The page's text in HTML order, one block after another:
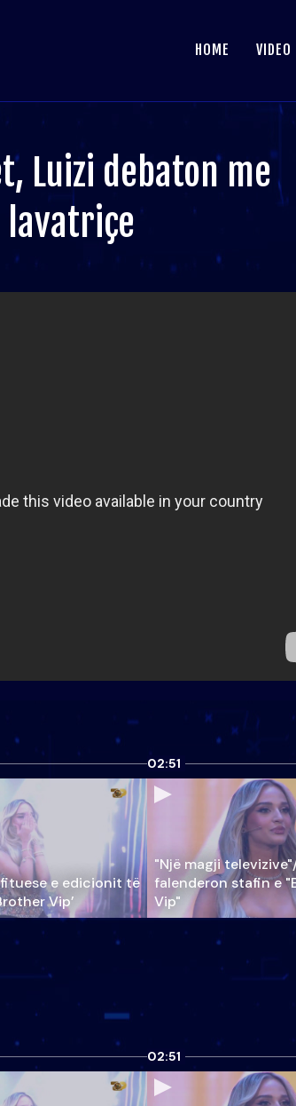
HOME VIDEO
Luizi debaton me
lavatriçe
e edicionit të
Vip’
02:51
"Një magji
falenderon stafin e
Vip"
02:51